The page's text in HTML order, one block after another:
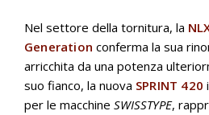
Nel settore della tornitura, la
Generation conferma la sua
arricchita da una potenza
suo fianco, la nuova SPRINT 420
per le macchine SWISSTYPE,